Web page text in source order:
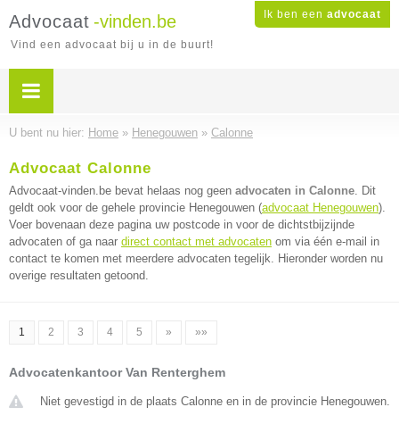
Ik ben een advocaat
Advocaat -vinden.be
Vind een advocaat bij u in de buurt!
U bent nu hier: Home » Henegouwen » Calonne
Advocaat Calonne
Advocaat-vinden.be bevat helaas nog geen advocaten in Calonne. Dit
geldt ook voor de gehele provincie Henegouwen (advocaat Henegouwen).
Voer bovenaan deze pagina uw postcode in voor de dichtstbijzijnde
advocaten of ga naar direct contact met advocaten om via één e-mail in
contact te komen met meerdere advocaten tegelijk. Hieronder worden nu
overige resultaten getoond.
1 2 3 4 5 » »»
Advocatenkantoor Van Renterghem
Niet gevestigd in de plaats Calonne en in de provincie Henegouwen.